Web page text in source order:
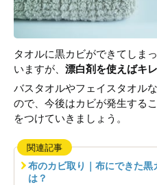
タオルに黒カビができてしま
いますが、 漂白剤を使えばキ
バスタオルやフェイスタオル
ので、今後はカビが発生する
をつけていきましょう。
関連記事
布のカビ取り｜布にできた
は？